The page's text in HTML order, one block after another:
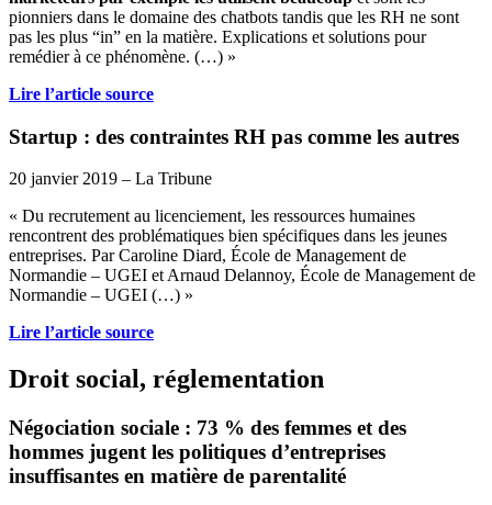
pionniers dans le domaine des chatbots tandis que les RH ne sont
pas les plus “in” en la matière. Explications et solutions pour
remédier à ce phénomène. (…) »
Lire l’article source
Startup : des contraintes RH pas comme les autres
20 janvier 2019 – La Tribune
« Du recrutement au licenciement, les ressources humaines
rencontrent des problématiques bien spécifiques dans les jeunes
entreprises. Par Caroline Diard, École de Management de
Normandie – UGEI et Arnaud Delannoy, École de Management de
Normandie – UGEI (…) »
Lire l’article source
Droit social, réglementation
Négociation sociale : 73 % des femmes et des
hommes jugent les politiques d’entreprises
insuffisantes en matière de parentalité